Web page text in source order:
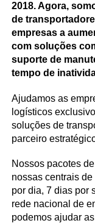
2018. Agora,
de
empresas a
com soluções
suporte de
tempo de
Ajudamos as
logísticos
soluções de
parceiro
Nossos pacotes
nossas centrais
por dia, 7 dias por
rede nacional de
podemos ajudar